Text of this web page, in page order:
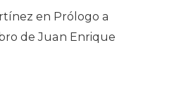
en Prólogo a
de Juan Enrique